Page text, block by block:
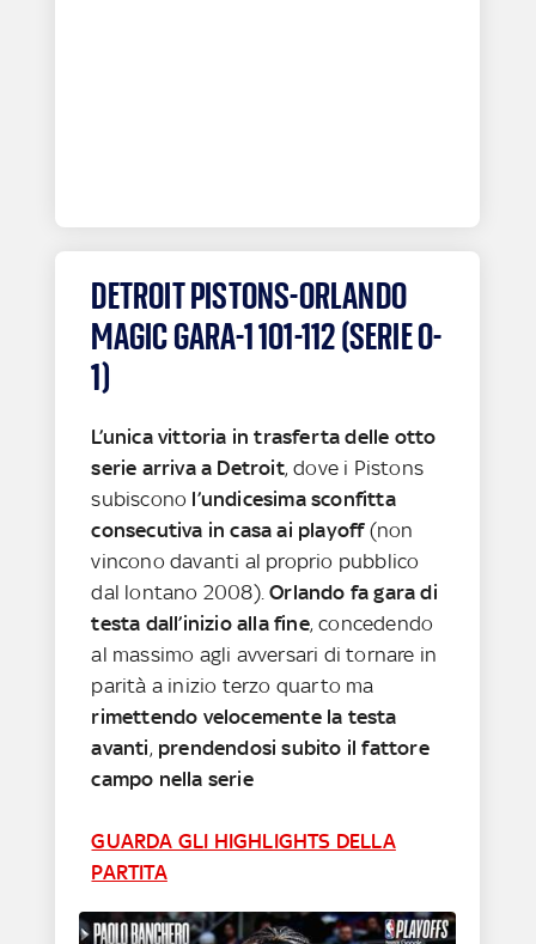
DETROIT PISTONS-ORLANDO
MAGIC GARA-1 101-112 (SERIE 0-
1)
L’unica vittoria in trasferta delle otto
serie arriva a Detroit, dove i Pistons
subiscono l’undicesima sconfitta
consecutiva in casa ai playoff(non
vincono davanti al proprio pubblico
dal lontano 2008).Orlando fa gara di
testa dall’inizio alla fine, concedendo
al massimo agli avversari di tornare in
parità a inizio terzo quarto ma
rimettendo velocemente la testa
avanti, prendendosi subito il fattore
campo nella serie
GUARDA GLI HIGHLIGHTS DELLA
PARTITA